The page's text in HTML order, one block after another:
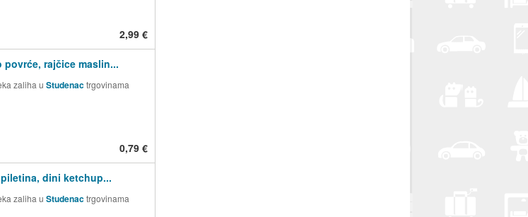
2,99 €
povrće, rajčice maslin...
zaliha u Studenactrgovinama
0,79 €
piletina, dini ketchup...
zaliha u Studenactrgovinama